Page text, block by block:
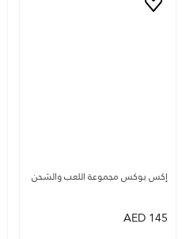
إكس بوكس مجموعة اللعب والشحن
145
AED